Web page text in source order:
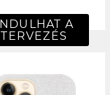
INDULHAT A
TERVEZÉS